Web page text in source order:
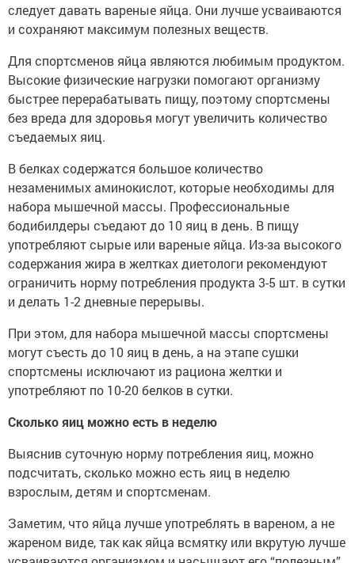
следует давать вареные яйца. Они лучше усваиваются
и сохраняют максимум полезных веществ.
Для спортсменов яйца являются любимым продуктом.
Высокие физические нагрузки помогают организму
быстрее перерабатывать пищу, поэтому спортсмены
без вреда для здоровья могут увеличить количество
съедаемых яиц.
В белках содержатся большое количество
незаменимых аминокислот, которые необходимы для
набора мышечной массы. Профессиональные
бодибилдеры съедают до 10 яиц в день. В пищу
употребляют сырые или вареные яйца. Из-за высокого
содержания жира в желтках диетологи рекомендуют
ограничить норму потребления продукта 3-5 шт. в сутки
и делать 1-2 дневные перерывы.
При этом, для набора мышечной массы спортсмены
могут съесть до 10 яиц в день, а на этапе сушки
спортсмены исключают из рациона желтки и
употребляют по 10-20 белков в сутки.
Сколько яиц можно есть в неделю
Выяснив суточную норму потребления яиц, можно
подсчитать, сколько можно есть яиц в неделю
взрослым, детям и спортсменам.
Заметим, что яйца лучше употреблять в вареном, а не
жареном виде, так как яйца всмятку или вкрутую лучше